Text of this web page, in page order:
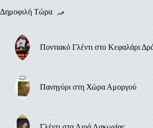
Δημοφιλή Τώρα
Ποντιακό Γλέντι στο Κεφαλάρι
Πανηγύρι στη Χώρα Αμοργού